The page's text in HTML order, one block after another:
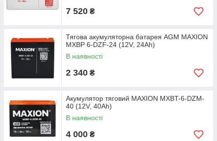
7 520 ₴
Тягова акумуляторна батарея AGM MAXION
MXBP 6-DZF-24 (12V, 24Ah)
В наявності
2 340 ₴
Акумулятор тяговий MAXION MXBT-6-DZM-
40 (12V, 40Аh)
В наявності
4 000 ₴